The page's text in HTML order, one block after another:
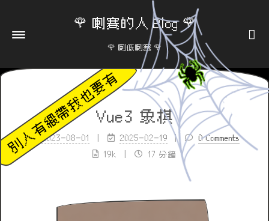
🌹 喇賽的人 Blog 🌹
🌹 喇低喇賽 🌹
Vue3 象棋
2023-08-01 2025-02-19
0 Comments
19k
17 分鐘